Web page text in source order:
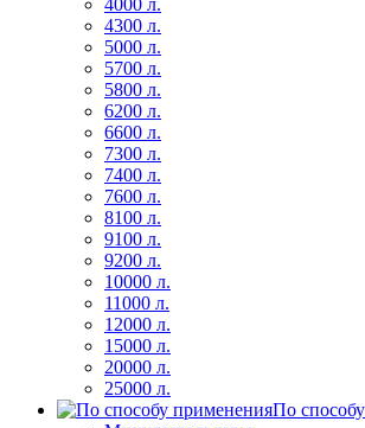
4000 л.
4300 л.
5000 л.
5700 л.
5800 л.
6200 л.
6600 л.
7300 л.
7400 л.
7600 л.
8100 л.
9100 л.
9200 л.
10000 л.
11000 л.
12000 л.
15000 л.
20000 л.
25000 л.
По